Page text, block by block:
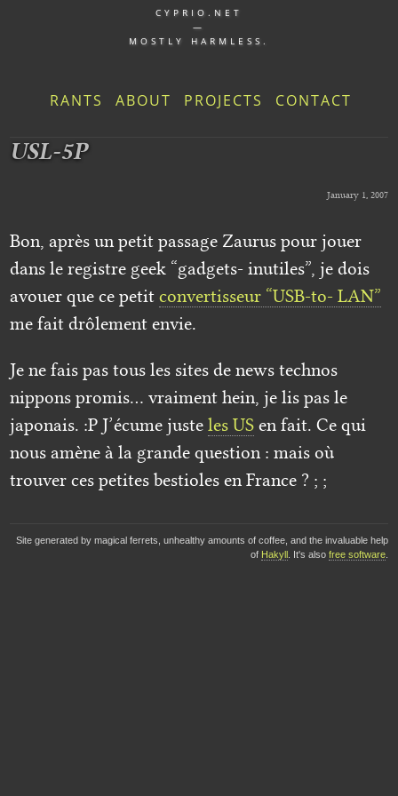
CYPRIO.NET
—
MOSTLY HARMLESS.
RANTS ABOUT PROJECTS CONTACT
USL-5P
January 1, 2007
Bon, après un petit passage Zaurus pour jouer
dans le registre geek “gadgets- inutiles”, je dois
avouer que ce petitconvertisseur “USB-to- LAN”
me fait drôlement envie.
Je ne fais pas tous les sites de news technos
nippons promis… vraiment hein, je lis pas le
japonais. :P J’écume justeles US en fait. Ce qui
nous amène à la grande question : mais où
trouver ces petites bestioles en France ? ; ;
Site generated by magical ferrets, unhealthy amounts of coffee, and the invaluable help
of Hakyll . It's also free software.